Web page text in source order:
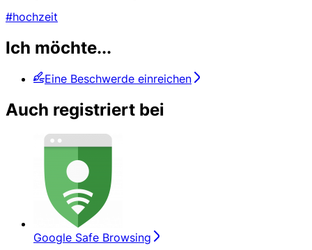
#hochzeit
Ich möchte...
Eine Beschwerde einreichen
Auch registriert bei
Google Safe Browsing